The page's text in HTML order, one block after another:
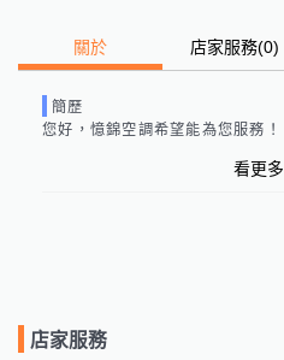
關於 店家服務(0)
簡歷
您好， 憶錦空調希望能為您服務！
看更多
店家服務